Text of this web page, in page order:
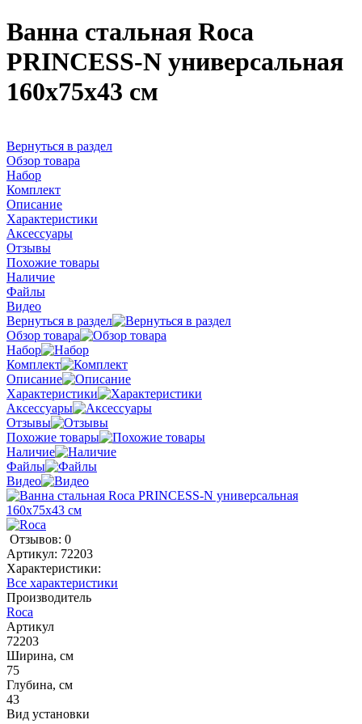
Ванна стальная Roca
PRINCESS-N универсальная
160x75x43 см
Вернуться в раздел
Обзор товара
Набор
Комплект
Описание
Характеристики
Аксессуары
Отзывы
Похожие товары
Наличие
Файлы
Видео
Вернуться в раздел
Обзор товара
Набор
Комплект
Описание
Характеристики
Аксессуары
Отзывы
Похожие товары
Наличие
Файлы
Видео
Отзывов: 0
Артикул: 72203
Характеристики:
Все характеристики
Производитель
Roca
Артикул
72203
Ширина, см
75
Глубина, см
43
Вид установки